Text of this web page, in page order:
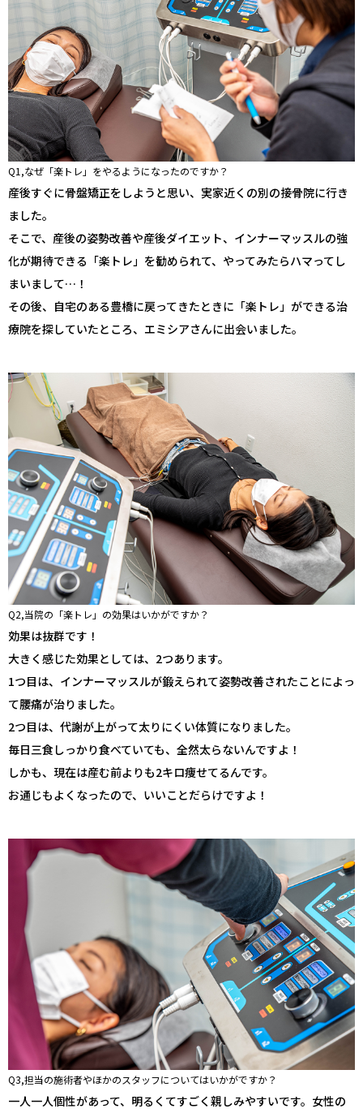
Q1,なぜ「楽トレ」をやるようになったのですか？
産後すぐに骨盤矯正をしようと思い、実家近くの別の接骨院に行き
ました。
そこで、産後の姿勢改善や産後ダイエット、インナーマッスルの強
化が期待できる「楽トレ」を勧められて、やってみたらハマってし
まいまして…！
その後、自宅のある豊橋に戻ってきたときに「楽トレ」ができる治
療院を探していたところ、エミシアさんに出会いました。
Q2,当院の「楽トレ」の効果はいかがですか？
効果は抜群です！
大きく感じた効果としては、2つあります。
1つ目は、インナーマッスルが鍛えられて姿勢改善されたことによっ
て腰痛が治りました。
2つ目は、代謝が上がって太りにくい体質になりました。
毎日三食しっかり食べていても、全然太らないんですよ！
しかも、現在は産む前よりも2キロ痩せてるんです。
お通じもよくなったので、いいことだらけですよ！
Q3,担当の施術者やほかのスタッフについてはいかがですか？
一人一人個性があって、明るくてすごく親しみやすいです。女性の